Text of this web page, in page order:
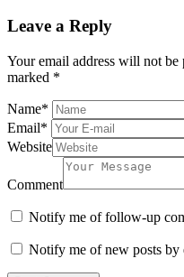
Leave a Reply
Your email address will not be
marked *
Name*
Email*
Website
Comment
Notify me of follow-up
Notify me of new posts by